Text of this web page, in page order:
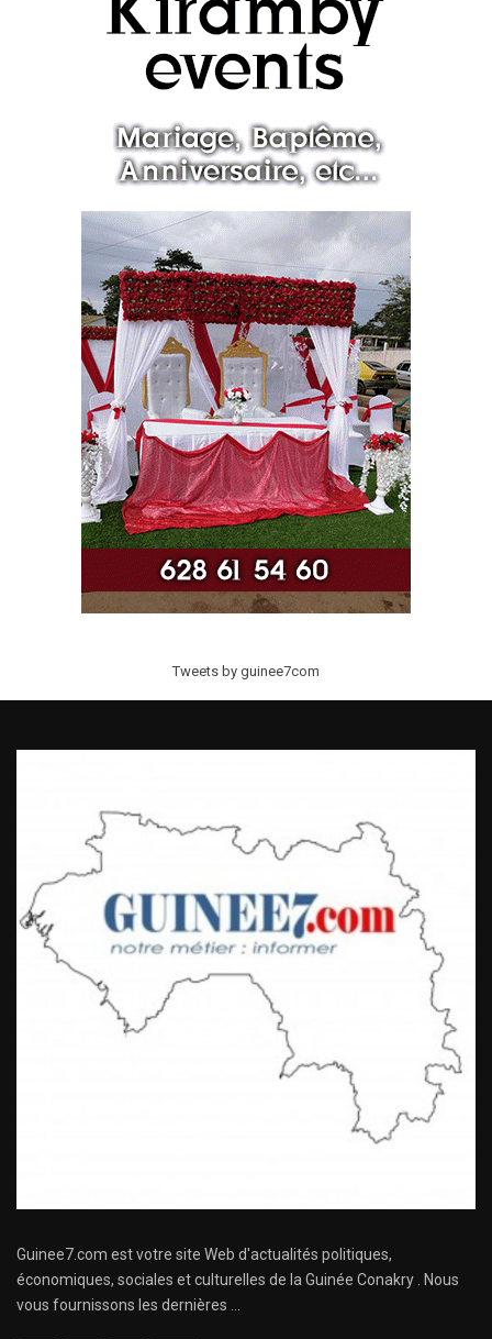
Tweets by guinee7com
Guinee7.com est votre site Web d'actualités politiques,
économiques, sociales et culturelles de la Guinée Conakry . Nous
vous fournissons les dernières ...